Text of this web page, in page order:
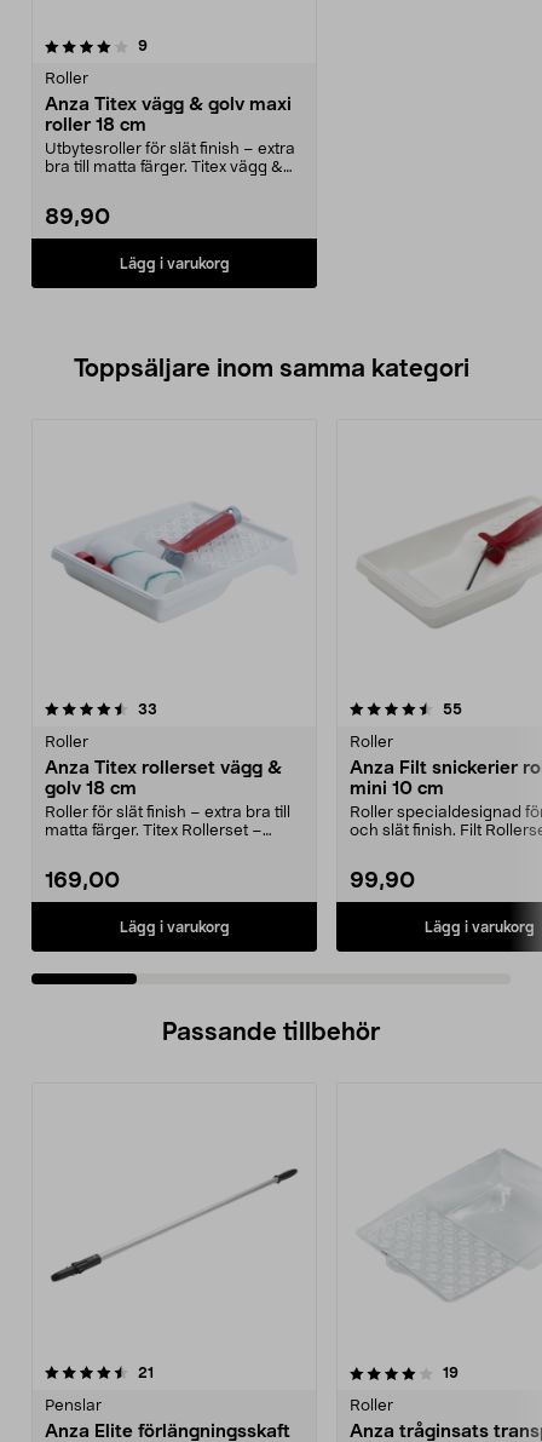
9recensioner
Roller
Anza Titex vägg & golv maxi
roller 18 cm
Utbytesroller för slät finish – extra
bra till matta färger. Titex vägg &
89,90
Lägg i varukorg
Toppsäljare inom samma kategori
33
Roller
Anza Titex rollerset vägg &
golv 18 cm
Roller för slät finish – extra bra till
matta färger. Titex Rollerset –
169,00
Lägg i varukorg
4.5 av 5 stjärnor 55recensioner
Roller
Anza Filt snickerier
mini 10 cm
Roller specialdesignad
och slät finish. Filt
99,90
Lägg i varukorg
4.0 av 5 stjärnor
Passande tillbehör
21
Penslar
Anza Elite förlängningsskaft
4.0av 5 stjärnor 19recensioner
Roller
Anza tråginsats
4.0av 5 stjärnor